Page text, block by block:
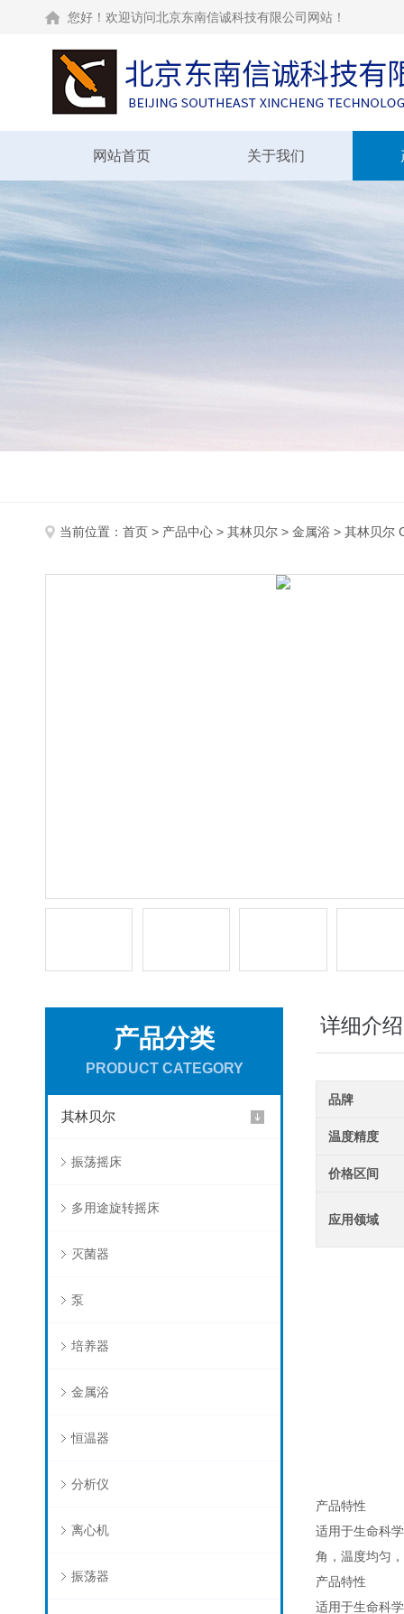
您好！欢迎访问北京东南信诚科技有限公司网站！
网站首页 关于我们
当前位置： 首页 > 产品中心 > 其林贝尔 > 金属浴 > 其林贝尔
产品分类
PRODUCT CATEGORY
其林贝尔
振荡摇床
多用途旋转摇床
灭菌器
泵
培养器
金属浴
恒温器
分析仪
离心机
振荡器
详细介绍
品牌
温度精度
价格区间
应用领域
产品特性
适用于生命科
角，温度均匀
产品特性
适用于生命科